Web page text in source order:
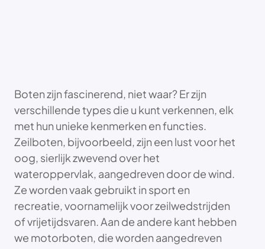
Boten zijn fascinerend, niet waar? Er zijn
verschillende types die u kunt verkennen, elk
met hun unieke kenmerken en functies.
Zeilboten, bijvoorbeeld, zijn een lust voor het
oog, sierlijk zwevend over het
wateroppervlak, aangedreven door de wind.
Ze worden vaak gebruikt in sport en
recreatie, voornamelijk voor zeilwedstrijden
of vrijetijdsvaren. Aan de andere kant hebben
we motorboten, die worden aangedreven